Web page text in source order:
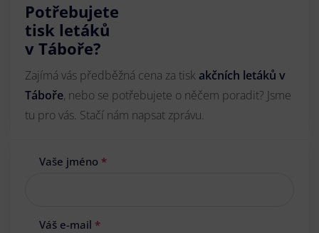
Potřebujete
tisk letáků
v Táboře?
Zajímá vás předběžná cena za tisk akčních letáků v
Táboře, nebo se potřebujete o něčem poradit? Jsme
tu pro vás. Stačí nám napsat zprávu.
Vaše jméno *
Váš e-mail *